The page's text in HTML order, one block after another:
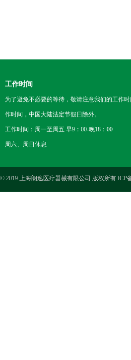
工作时间
为了避免不必要的等待，敬请注意我们的工作
作时间，中国大陆法定节假日除外。
工作时间：周一至周五 早9：00-晚18：00
周六、周日休息
© 2019 上海朗逸医疗器械有限公司 版权所有 ICP